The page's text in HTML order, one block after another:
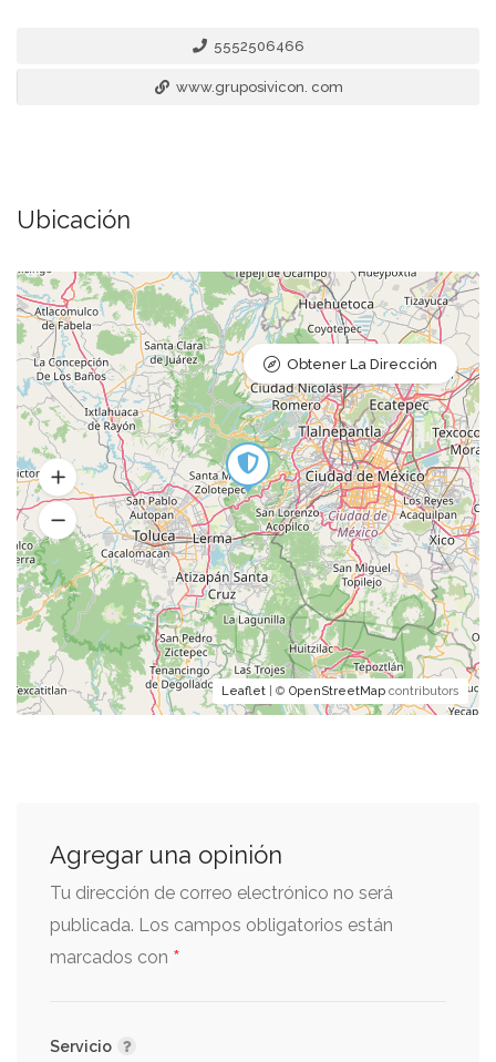
5552506466
www.gruposivicon. com
Ubicación
Leaflet | © OpenStreetMap contributors
Obtener La Dirección
Agregar una opinión
Tu dirección de correo electrónico no será
publicada. Los campos obligatorios están
marcados con *
Servicio